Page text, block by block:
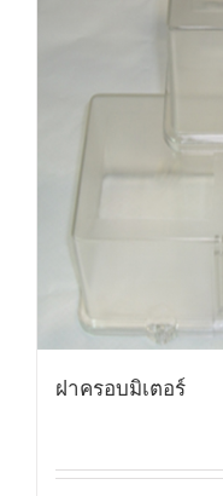
ฝาครอบมิเตอร์